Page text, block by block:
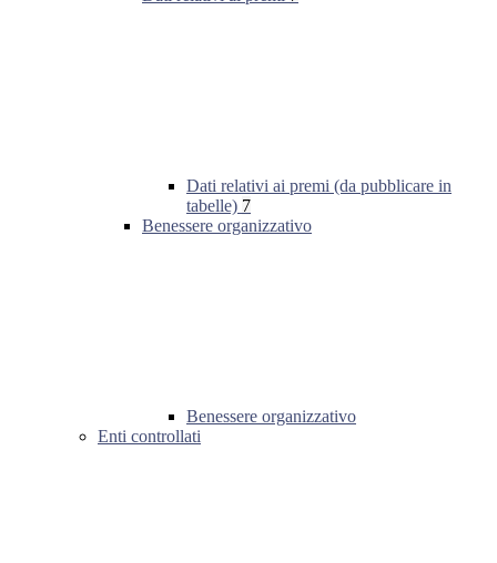
Dati relativi ai premi (da pubblicare in
tabelle) 7
Benessere organizzativo
Benessere organizzativo
Enti controllati